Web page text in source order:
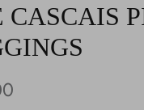
CASCAIS